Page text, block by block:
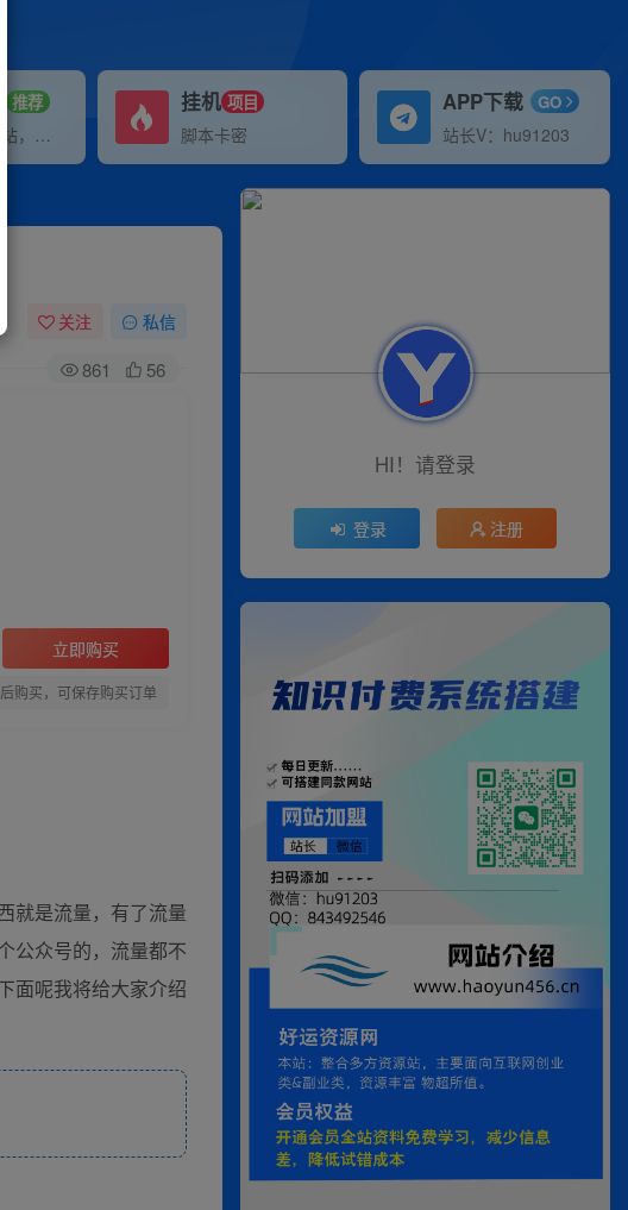
推荐
搭建同款网站，自己当老板
挂机 项目
脚本卡密
APP下载 GO
站长V：hu91203
关注 私信
861 56
立即购买
购买，可保存购买订单
就是流量，有了流量
公众号的，流量都不
面呢我将给大家介绍
HI！请登录
登录 注册